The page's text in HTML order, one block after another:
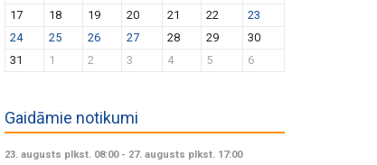
17
18 19 20 21 22
23
24
25 26 27 28 29
30
31
1 2 3 4 5 6
Gaidāmie notikumi
23. augusts plkst. 08:00- 27. augusts plkst. 17:00